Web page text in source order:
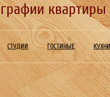
СТУДИИ ГОСТИНЫЕ КУХНИ